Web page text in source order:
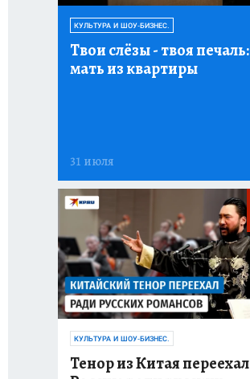
КУЛЬТУРА И ШОУ-БИЗНЕС.
Твои слёзы- твоя
мать из квартиры
31 июля
КУЛЬТУРА И ШОУ-БИЗНЕС.
Тенор из Китая